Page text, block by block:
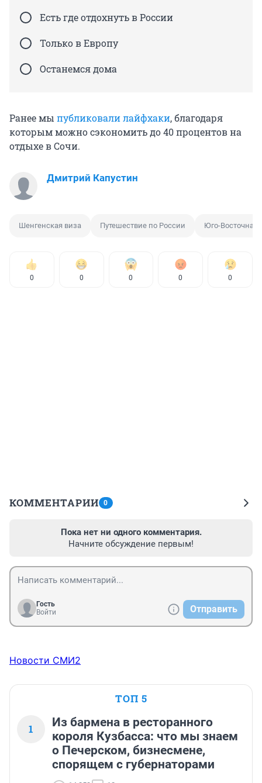
Есть где отдохнуть в России
Только в Европу
Останемся дома
Ранее мы публиковали лайфхаки, благодаря
которым можно сэкономить до 40 процентов на
отдыхе в Сочи.
Дмитрий Капустин
Шенгенская виза Путешествие по России Юго-Восточная
0 0 0 0 0
КОММЕНТАРИИ 0
Пока нет ни одного комментария.
Начните обсуждение первым!
Гость
Войти
Отправить
Новости СМИ2
ТОП 5
1
Из бармена в ресторанного
короля Кузбасса: что мы знаем
о Печерском, бизнесмене,
спорящем с губернаторами